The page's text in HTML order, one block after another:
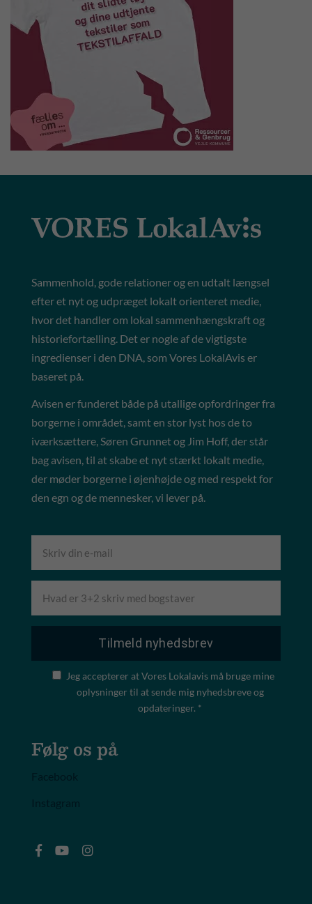
Sammenhold, gode relationer og en udtalt længsel
efter et nyt og udpræget lokalt orienteret medie,
hvor det handler om lokal sammenhængskraft og
historiefortælling. Det er nogle af de vigtigste
ingredienser i den DNA, som Vores LokalAvis er
baseret på.
Avisen er funderet både på utallige opfordringer fra
borgerne i området, samt en stor lyst hos de to
iværksættere, Søren Grunnet og Jim Hoff, der står
bag avisen, til at skabe et nyt stærkt lokalt medie,
der møder borgerne i øjenhøjde og med respekt for
den egn og de mennesker, vi lever på.
Jeg accepterer at Vores Lokalavis må bruge mine
oplysninger til at sende mig nyhedsbreve og
opdateringer. *
Følg os på